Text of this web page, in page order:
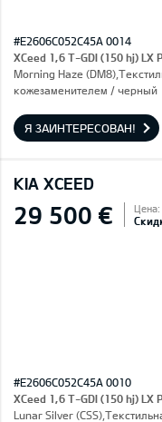
#E2606C052C45A 0014
XCeed 1,6 T-GDI (150 hj) LX
Morning Haze
кожезаменителем / черный
Я ЗАИНТЕРЕСОВАН!
KIA XCEED
29 500 €
#E2606C052C45A 0010
XCeed 1,6 T-GDI (150 hj) LX
Lunar Silver